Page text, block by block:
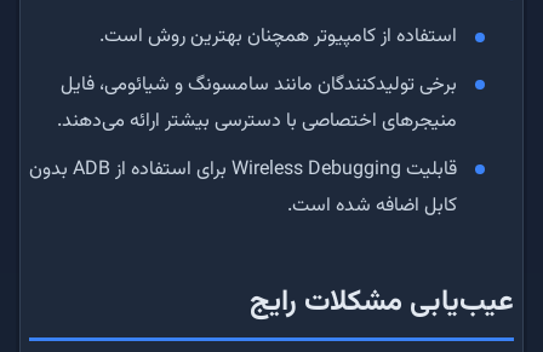
استفاده از کامپیوتر همچنان بهترین روش است.
برخی تولیدکنندگان مانند سامسونگ و شیائومی، فایل
منیجرهای اختصاصی با دسترسی بیشتر ارائه می‌دهند.
قابلیت Wireless Debugging برای استفاده از ADB بدون
کابل اضافه شده است.
عیب‌یابی مشکلات رایج